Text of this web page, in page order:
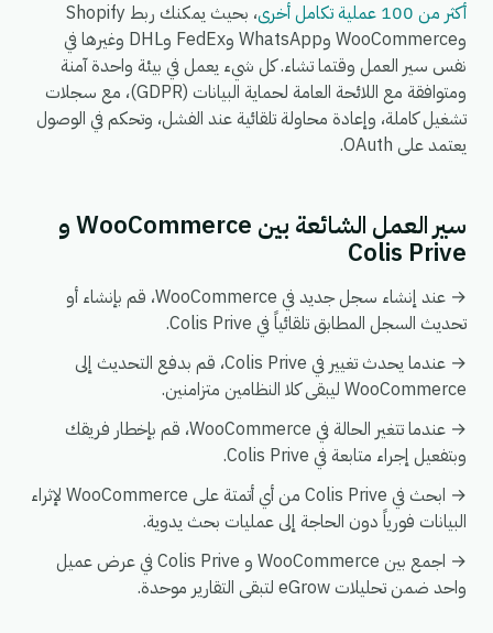
أكثر من 100 عملية تكامل أخرى
، بحيث يمكنك ربط Shopify
وWooCommerce وWhatsApp وFedEx وDHL وغيرها في
نفس سير العمل وقتما تشاء. كل شيء يعمل في بيئة واحدة آمنة
ومتوافقة مع اللائحة العامة لحماية البيانات (GDPR)، مع سجلات
تشغيل كاملة، وإعادة محاولة تلقائية عند الفشل، وتحكم في الوصول
يعتمد على OAuth.
سير العمل الشائعة بين WooCommerce و
Colis Prive
→ عند إنشاء سجل جديد في WooCommerce، قم بإنشاء أو
تحديث السجل المطابق تلقائياً في Colis Prive.
→ عندما يحدث تغيير في Colis Prive، قم بدفع التحديث إلى
WooCommerce ليبقى كلا النظامين متزامنين.
→ عندما تتغير الحالة في WooCommerce، قم بإخطار فريقك
وبتفعيل إجراء متابعة في Colis Prive.
→ ابحث في Colis Prive من أي أتمتة على WooCommerce لإثراء
البيانات فورياً دون الحاجة إلى عمليات بحث يدوية.
→ اجمع بين WooCommerce و Colis Prive في عرض عميل
واحد ضمن تحليلات eGrow لتبقى التقارير موحدة.